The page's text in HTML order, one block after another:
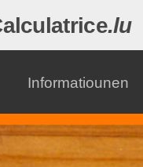
.lu
Informatiounen